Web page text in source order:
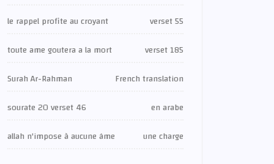
le rappel profite au croyant
verset 55
toute ame goutera a la mort
verset 185
Surah Ar-Rahman
French translation
sourate 20 verset 46
en arabe
allah n'impose à aucune âme
une charge